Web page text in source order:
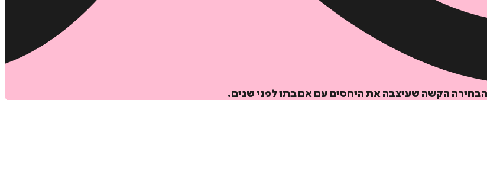
הבחירה הקשה שעיצבה את היחסים עם אם בתו לפני שנים.